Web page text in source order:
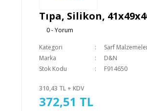
Tıpa, Silikon,
0 - Yorum
Kategori
Sarf
Marka
D&N
Stok Kodu
F914650
310,43 TL + KDV
372,51 TL